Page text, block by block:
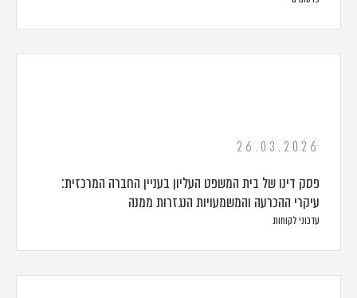
26.03.2026
פסק דינו של בית המשפט העליון בעניין החברה המרכזית:
עיקרי ההכרעה והמשמעויות הנגזרות ממנה
עדכוני לקוחות